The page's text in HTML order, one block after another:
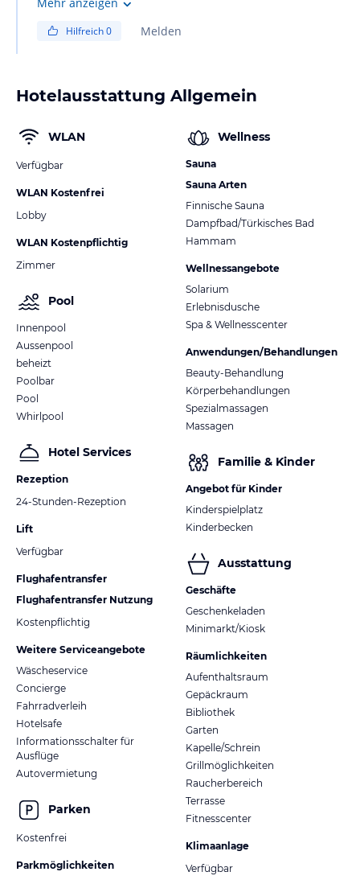
Mehr anzeigen
Hilfreich0 Melden
Hotelausstattung Allgemein
WLAN
Verfügbar
WLAN Kostenfrei
Lobby
WLAN Kostenpflichtig
Zimmer
Pool
Innenpool
Aussenpool
beheizt
Poolbar
Pool
Whirlpool
Hotel Services
Rezeption
24-Stunden-Rezeption
Lift
Verfügbar
Flughafentransfer
Flughafentransfer Nutzung
Kostenpflichtig
Weitere Serviceangebote
Wäscheservice
Concierge
Fahrradverleih
Hotelsafe
Informationsschalter für
Ausflüge
Autovermietung
Parken
Kostenfrei
Parkmöglichkeiten
Wellness
Sauna
Sauna Arten
Finnische Sauna
Dampfbad/Türkisches Bad
Hammam
Wellnessangebote
Solarium
Erlebnisdusche
Spa & Wellnesscenter
Anwendungen/Behandlungen
Beauty-Behandlung
Körperbehandlungen
Spezialmassagen
Massagen
Familie & Kinder
Angebot für Kinder
Kinderspielplatz
Kinderbecken
Ausstattung
Geschäfte
Geschenkeladen
Minimarkt/Kiosk
Räumlichkeiten
Aufenthaltsraum
Gepäckraum
Bibliothek
Garten
Kapelle/Schrein
Grillmöglichkeiten
Raucherbereich
Terrasse
Fitnesscenter
Klimaanlage
Verfügbar